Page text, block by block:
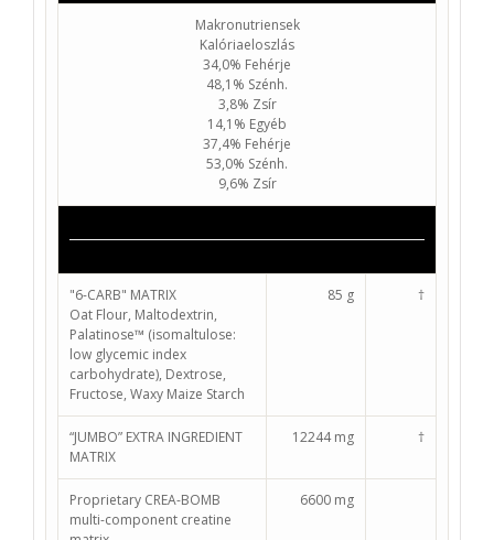
Makronutriensek
Kalóriaeloszlás
34,0% Fehérje
48,1% Szénh.
3,8% Zsír
14,1% Egyéb
37,4% Fehérje
53,0% Szénh.
9,6% Zsír
"6-CARB" MATRIX
Oat Flour, Maltodextrin,
Palatinose™ (isomaltulose:
low glycemic index
carbohydrate), Dextrose,
Fructose, Waxy Maize Starch
85 g †
“JUMBO” EXTRA INGREDIENT
MATRIX
12244 mg †
Proprietary CREA-BOMB
multi-component creatine
6600 mg